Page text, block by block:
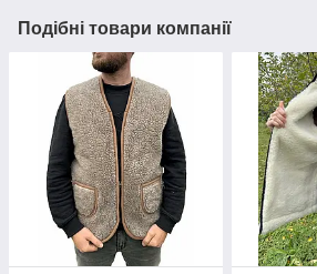
Подібні товари компанії